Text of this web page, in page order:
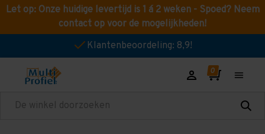
Let op: Onze huidige levertijd is 1 á 2 weken - Spoed? Neem
contact op voor de mogelijkheden!
Klantenbeoordeling: 8,9!
Zoeken